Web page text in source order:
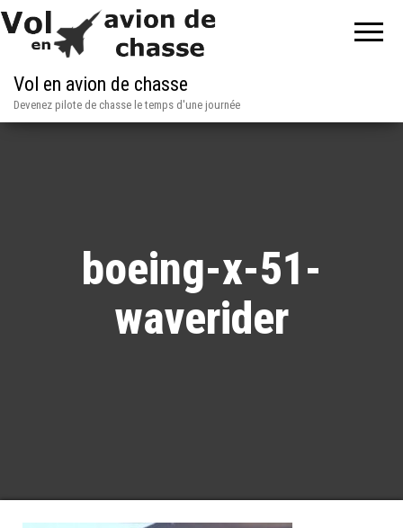
Vol en avion de chasse
Devenez pilote de chasse le temps d'une journée
boeing-x-51-
waverider